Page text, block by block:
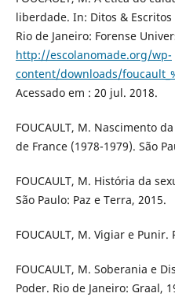
liberdade. In: Ditos & Escritos
Rio de Janeiro: Forense
http://escolanomade.org/wp-
content/downloads/
Acessado em : 20 jul. 2018.
FOUCAULT, M. Nascimento
de France (1978-1979). São
FOUCAULT, M. História da
São Paulo: Paz e Terra, 2015.
FOUCAULT, M. Vigiar e Punir.
FOUCAULT, M. Soberania e
Poder. Rio de Janeiro: Graal,